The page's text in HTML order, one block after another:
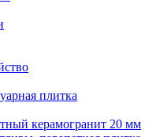
плитка
керамогранит 20 мм